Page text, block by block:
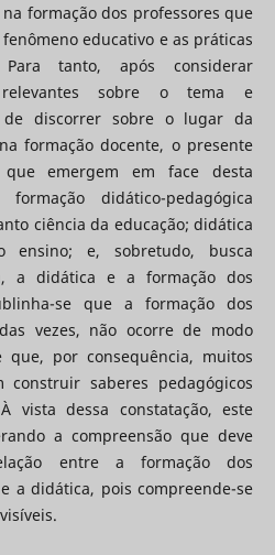
formação dos professores que
educativo e as práticas
Para tanto, após considerar
sobre o tema e
de discorrer sobre o lugar da
formação docente, o presente
emergem em face desta
didático-pedagógica
ciência da educação; didática
ensino; e, sobretudo, busca
a didática e a formação dos
se que a formação dos
vezes, não ocorre de modo
por consequência, muitos
construir saberes pedagógicos
vista dessa constatação, este
a compreensão que deve
entre a formação dos
a didática, pois compreende-se